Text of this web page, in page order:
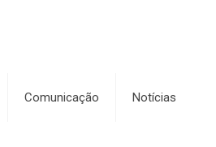
Comunicação Notícias